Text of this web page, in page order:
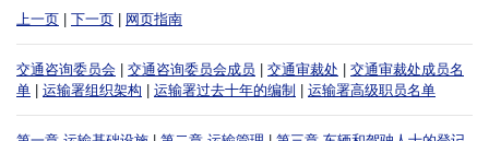
上一页 下一页 网页指南
交通咨询委员会 交通咨询委员会成员 交通审裁处
交通审裁处成员名
单
运输署组织架构 运输署过去十年的编制 运输署高级职员名单